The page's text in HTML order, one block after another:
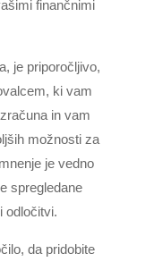
finančnimi
je priporočljivo,
ki vam
in vam
možnosti za
je vedno
spregledane
odločitvi.
da pridobite